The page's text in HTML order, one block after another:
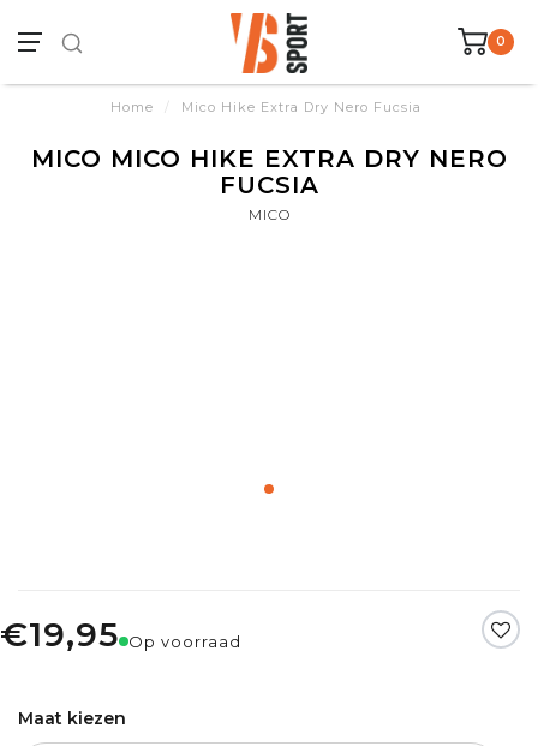
0
Home / Mico Hike Extra Dry Nero Fucsia
MICO MICO HIKE EXTRA DRY NERO
FUCSIA
MICO
€19,95 Op voorraad
Maat kiezen